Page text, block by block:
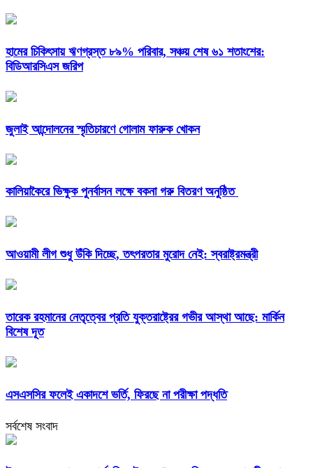
হামের চিকিৎসায় ঋণগ্রস্ত ৮৯% পরিবার, সঞ্চয় শেষ ৬১ শতাংশের:
বিডিআরসিএস জরিপ
জুলাই আন্দোলনের স্মৃতিচারণে গোলাম ফারুক খোকন
কালিয়াকৈরে ভিক্ষুক পুনর্বাসন লক্ষে বকনা গরু বিতরণ অনুষ্ঠিত
আওয়ামী লীগ শুধু উঁকি দিচ্ছে, তৎপরতার মুরোদ নেই: স্বরাষ্ট্রমন্ত্রী
তারেক রহমানের নেতৃত্বের প্রতি যুক্তরাষ্ট্রের গভীর আস্থা আছে: মার্কিন
বিশেষ দূত
এসএসসির ফলেই একাদশে ভর্তি, ফিরছে না পরীক্ষা পদ্ধতি
সর্বশেষ সংবাদ